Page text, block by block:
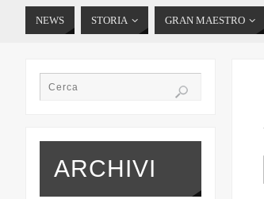
NEWS STORIA GRAN MAESTRO
ARCHIVI